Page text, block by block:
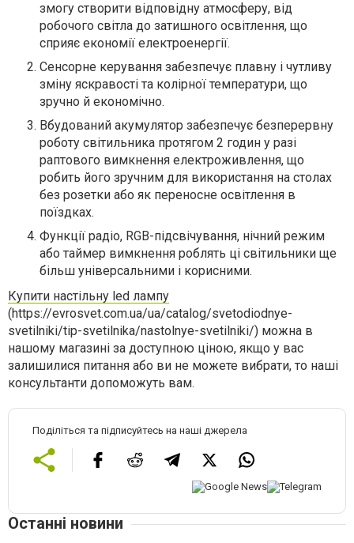
змогу створити відповідну атмосферу, від
робочого світла до затишного освітлення, що
сприяє економії електроенергії.
Сенсорне керування забезпечує плавну і чутливу
зміну яскравості та колірної температури, що
зручно й економічно.
Вбудований акумулятор забезпечує безперервну
роботу світильника протягом 2 годин у разі
раптового вимкнення електроживлення, що
робить його зручним для використання на столах
без розетки або як переносне освітлення в
поїздках.
Функції радіо, RGB-підсвічування, нічний режим
або таймер вимкнення роблять ці світильники ще
більш універсальними і корисними.
Купити настільну led лампу
(https://evrosvet.com.ua/ua/catalog/svetodiodnye-
svetilniki/tip-svetilnika/nastolnye-svetilniki/) можна в
нашому магазині за доступною ціною, якщо у вас
залишилися питання або ви не можете вибрати, то наші
консультанти допоможуть вам.
Поділіться та підписуйтесь на наші джерела
Останні новини